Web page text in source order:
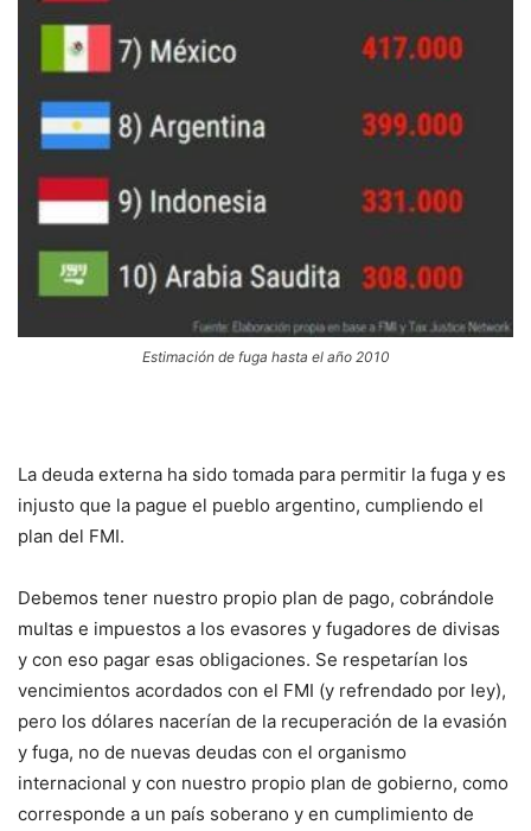
Estimación de fuga hasta el año 2010
La deuda externa ha sido tomada para permitir la fuga y es
injusto que la pague el pueblo argentino, cumpliendo el
plan del FMI.
Debemos tener nuestro propio plan de pago, cobrándole
multas e impuestos a los evasores y fugadores de divisas
y con eso pagar esas obligaciones. Se respetarían los
vencimientos acordados con el FMI (y refrendado por ley),
pero los dólares nacerían de la recuperación de la evasión
y fuga, no de nuevas deudas con el organismo
internacional y con nuestro propio plan de gobierno, como
corresponde a un país soberano y en cumplimiento de